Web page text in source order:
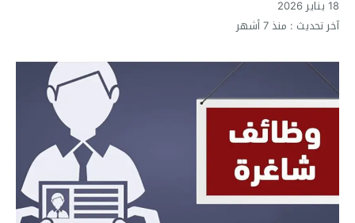
18 يناير 2026
آخر تحديث : منذ 7 أشهر